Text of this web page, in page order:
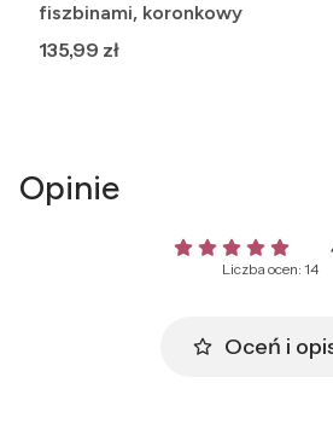
fiszbinami, koronkowy
Cena
135,99 zł
Opinie
Liczba ocen: 14
Oceń i